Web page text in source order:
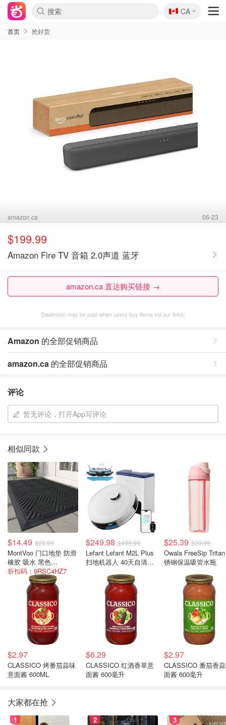
🇨🇦
CA
首页 抢好货
amazon.ca 06-23
$199.99
Amazon Fire TV 音箱 2.0声道 蓝牙
amazon.ca 直达购买链接 →
Dealmoon may be paid when users buy items via our links.
Amazon 的全部促销商品
amazon.ca 的全部促销商品
评论
暂无评论，打开App写评论
相似同款
$14.49 $28.99
MontVoo 门口地垫 防滑
橡胶 吸水 黑色
43X75cm
折扣码：9RSC4HZ7
$249.98 $499.99
Lefant Lefant M2L Plus
扫地机器人 40天自清空
$25.39 $30.99
Owala FreeSip
锈钢保温吸管水瓶
$2.97
CLASSICO 烤番茄蒜味
意面酱 600ML
$6.29
CLASSICO 红酒香草意
面酱 600毫升
$2.97
CLASSICO 番茄香
面酱 600毫升
大家都在抢
1 2 3